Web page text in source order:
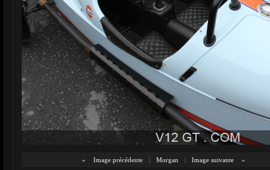
« Image précédente | Morgan | Image suivante »